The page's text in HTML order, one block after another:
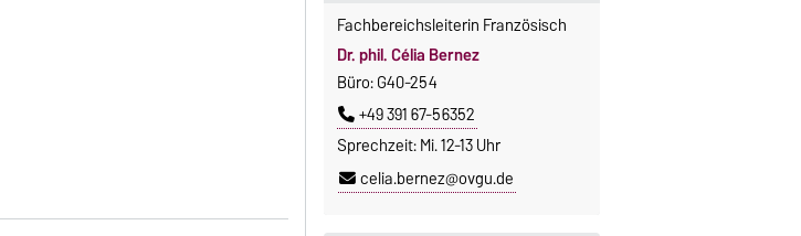
Fachbereichsleiterin Französisch
Dr. phil. Célia Bernez
Büro: G40-254
+49 391 67-56352
Sprechzeit: Mi. 12-13 Uhr
celia.bernez@ovgu.de